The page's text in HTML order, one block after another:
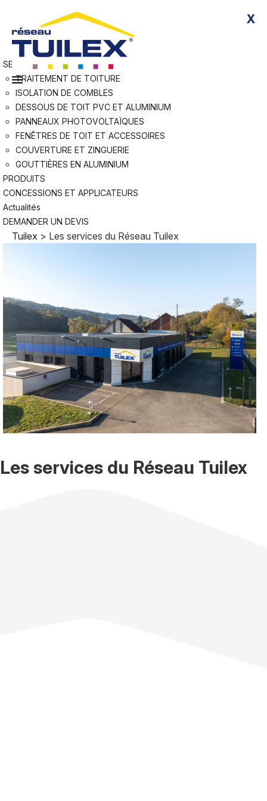
content
X
Devenir applicateur agréé
Nous contacter
RÉSEAU
SERVICES
TRAITEMENT DE TOITURE
ISOLATION DE COMBLES
DESSOUS DE TOIT PVC ET ALUMINIUM
PANNEAUX PHOTOVOLTAÏQUES
FENÊTRES DE TOIT ET ACCESSOIRES
COUVERTURE ET ZINGUERIE
GOUTTIÈRES EN ALUMINIUM
PRODUITS
CONCESSIONS ET APPLICATEURS
Actualités
DEMANDER UN DEVIS
Tuilex> Les services du Réseau Tuilex
Les services du Réseau Tuilex